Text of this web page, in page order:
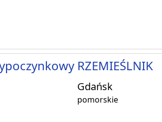
RZEMIEŚLNIK
Gdańsk
pomorskie